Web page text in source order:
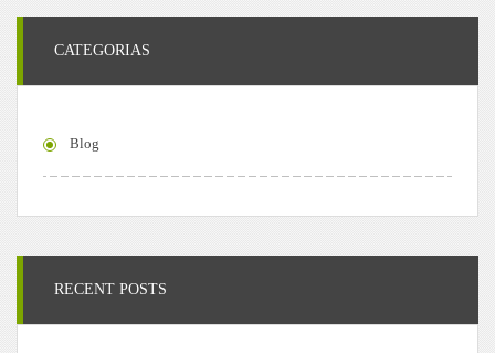
CATEGORIAS
Blog
RECENT POSTS